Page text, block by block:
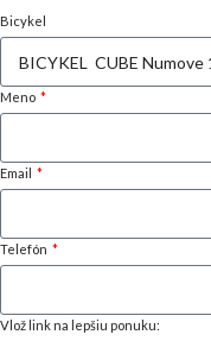
Bicykel
Meno
Email
Telefón
Vlož link na lepšiu ponuku: